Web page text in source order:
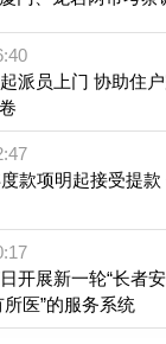
助住户完成2026 中
明起接受提款 合发放条件
开展新一轮“长者
医”的服务系统